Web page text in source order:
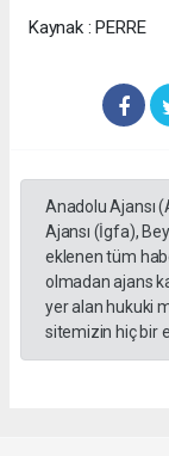
Kaynak : PERRE
Anadolu Ajansı
Ajansı (İgfa),
eklenen tüm
olmadan ajans
yer alan hukuki
sitemizin hiç bir